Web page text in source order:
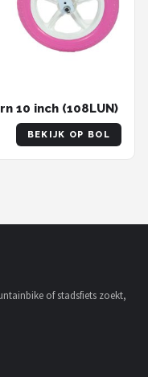
10 inch (108LUN)
BEKIJK OP BOL
of stadsfiets zoekt,